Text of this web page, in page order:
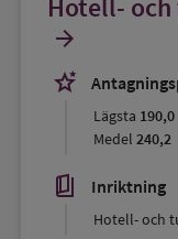
Hotell-
arrow_forward
stars_2
Lägsta 190,0
Medel 240,2
book_5 Inriktning
Hotell- och